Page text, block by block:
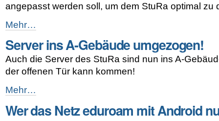
angepasst werden soll, um dem StuRa optimal zu
Aufgaben!
Umsetzung!
System!
-
Mehr…
Server ins A-Gebäude umgezogen!
Auch die Server des StuRa sind nun ins A-
der offenen Tür kann kommen!
Server
ins
A-
Gebäude
Mehr…
Wer das Netz eduroam mit Android